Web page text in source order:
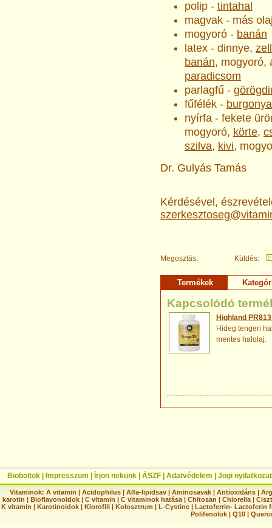
polip - tintahal
magvak - más
mogyoró - banán
latex - dinnye,
banán, mogyoró,
paradicsom
parlagfű -
fűfélék - burgonya
nyírfa - fekete
mogyoró, körte,
szilva, kivi,
Dr. Gulyás Tamás
Kérdésével,
Megosztás: Küldés:
Termékek
Kapcsolódó
Highland
Hideg tengeri
mentes halolaj.
Bioboltok Impresszum Írjon nekünk ÁSZF Adatvédelem Jogi nyilatkozat
Vitaminok: A vitamin |Acidophilus |Alfa-lipidsav |Aminosavak |Antioxidáns |
karotin | Bioflavonoidok | C vitamin | C vitaminok hatása | Chitosan | Chlorella |
K vitamin | Karotinoidok | Klorofill | Kolosztrum | L-Cystine | Lactoferrin- Lactoferin
Polifenolok |Q10 |